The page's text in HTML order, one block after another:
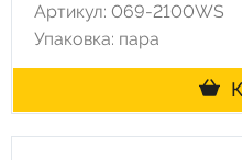
Артикул: 069-2100WS
Упаковка: пара